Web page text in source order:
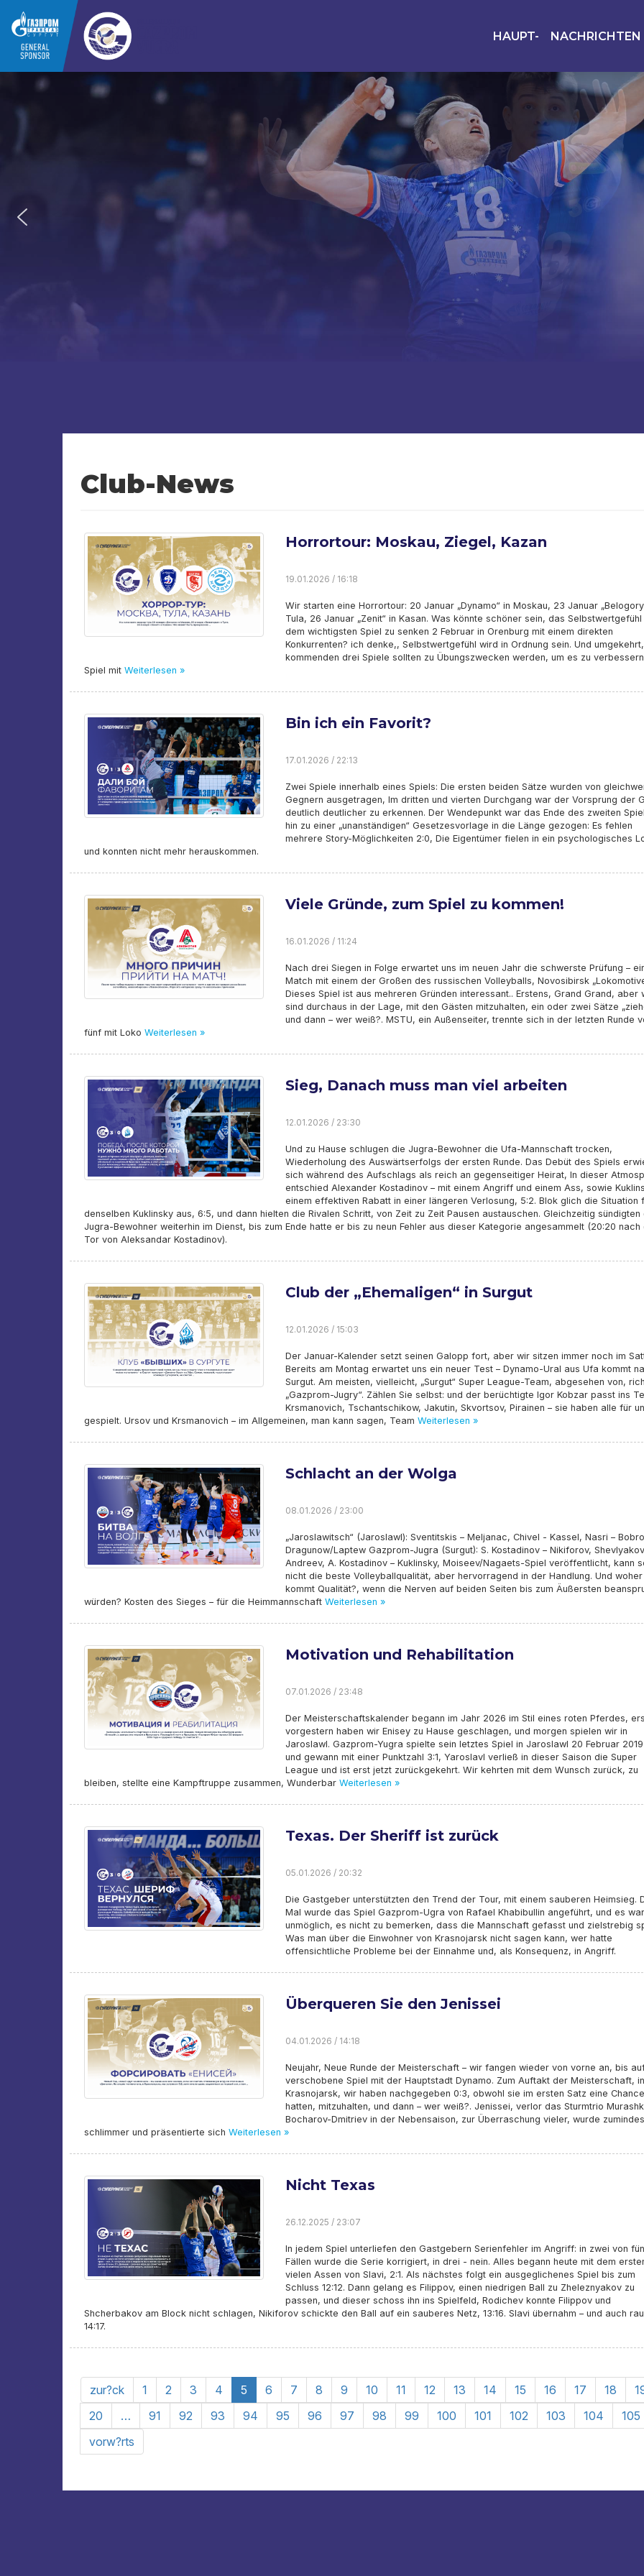
HAUPT- NACHRICHTEN
Club-News
Horrortour: Moskau, Ziegel, Kazan
19.01.2026 / 16:18
Wir starten eine Horrortour: 20 Januar „Dynamo“ in Moskau, 23 Januar
Tula, 26 Januar „Zenit“ in Kasan. Was könnte schöner sein, das
dem wichtigsten Spiel zu senken 2 Februar in Orenburg mit einem direkten
Konkurrenten? ich denke,, Selbstwertgefühl wird in Ordnung sein. Und
kommenden drei Spiele sollten zu Übungszwecken werden, um es zu
Spiel mit Weiterlesen »
Bin ich ein Favorit?
17.01.2026 / 22:13
Zwei Spiele innerhalb eines Spiels: Die ersten beiden Sätze wurden von
Gegnern ausgetragen, Im dritten und vierten Durchgang war der Vorsprung der
deutlich deutlicher zu erkennen. Der Wendepunkt war das Ende des zweiten
hin zu einer „unanständigen“ Gesetzesvorlage in die Länge gezogen: Es fehlen
mehrere Story-Möglichkeiten 2:0, Die Eigentümer fielen in ein psychologisches
und konnten nicht mehr herauskommen.
Viele Gründe, zum Spiel zu kommen!
16.01.2026 / 11:24
Nach drei Siegen in Folge erwartet uns im neuen Jahr die schwerste Prüfung –
Match mit einem der Großen des russischen Volleyballs, Novosibirsk
Dieses Spiel ist aus mehreren Gründen interessant.. Erstens, Grand Grand, aber
sind durchaus in der Lage, mit den Gästen mitzuhalten, ein oder zwei Sätze
und dann – wer weiß?. MSTU, ein Außenseiter, trennte sich in der letzten Runde
fünf mit Loko Weiterlesen »
Sieg, Danach muss man viel arbeiten
12.01.2026 / 23:30
Und zu Hause schlugen die Jugra-Bewohner die Ufa-Mannschaft trocken,
Wiederholung des Auswärtserfolgs der ersten Runde. Das Debüt des Spiels
sich während des Aufschlags als reich an gegenseitiger Heirat, In dieser
entschied Alexander Kostadinov – mit einem Angriff und einem Ass, sowie
einem effektiven Rabatt in einer längeren Verlosung, 5:2. Blok glich die Situation
denselben Kuklinsky aus, 6:5, und dann hielten die Rivalen Schritt, von Zeit zu Zeit Pausen austauschen. Gleichzeitig sündigten
Jugra-Bewohner weiterhin im Dienst, bis zum Ende hatte er bis zu neun Fehler aus dieser Kategorie angesammelt (20:20 nach
Tor von Aleksandar Kostadinov).
Club der „Ehemaligen“ in Surgut
12.01.2026 / 15:03
Der Januar-Kalender setzt seinen Galopp fort, aber wir sitzen immer noch im
Bereits am Montag erwartet uns ein neuer Test – Dynamo-Ural aus Ufa kommt
Surgut. Am meisten, vielleicht, „Surgut“ Super League-Team, abgesehen von,
„Gazprom-Jugry“. Zählen Sie selbst: und der berüchtigte Igor Kobzar passt ins
Krsmanovich, Tschantschikow, Jakutin, Skvortsov, Pirainen – sie haben alle für
gespielt. Ursov und Krsmanovich – im Allgemeinen, man kann sagen, Team Weiterlesen »
Schlacht an der Wolga
08.01.2026 / 23:00
„Jaroslawitsch“ (Jaroslawl): Sventitskis – Meljanac, Chivel - Kassel, Nasri –
Dragunow/Laptew Gazprom-Jugra (Surgut): S. Kostadinov – Nikiforov,
Andreev, A. Kostadinov – Kuklinsky, Moiseev/Nagaets-Spiel veröffentlicht, kann
nicht die beste Volleyballqualität, aber hervorragend in der Handlung. Und woher
kommt Qualität?, wenn die Nerven auf beiden Seiten bis zum Äußersten
würden? Kosten des Sieges – für die Heimmannschaft Weiterlesen »
Motivation und Rehabilitation
07.01.2026 / 23:48
Der Meisterschaftskalender begann im Jahr 2026 im Stil eines roten Pferdes,
vorgestern haben wir Enisey zu Hause geschlagen, und morgen spielen wir in
Jaroslawl. Gazprom-Yugra spielte sein letztes Spiel in Jaroslawl 20 Februar
und gewann mit einer Punktzahl 3:1, Yaroslavl verließ in dieser Saison die Super
League und ist erst jetzt zurückgekehrt. Wir kehrten mit dem Wunsch zurück, zu
bleiben, stellte eine Kampftruppe zusammen, Wunderbar Weiterlesen »
Texas. Der Sheriff ist zurück
05.01.2026 / 20:32
Die Gastgeber unterstützten den Trend der Tour, mit einem sauberen Heimsieg.
Mal wurde das Spiel Gazprom-Ugra von Rafael Khabibullin angeführt, und es war
unmöglich, es nicht zu bemerken, dass die Mannschaft gefasst und zielstrebig
Was man über die Einwohner von Krasnojarsk nicht sagen kann, wer hatte
offensichtliche Probleme bei der Einnahme und, als Konsequenz, in Angriff.
Überqueren Sie den Jenissei
04.01.2026 / 14:18
Neujahr, Neue Runde der Meisterschaft – wir fangen wieder von vorne an, bis
verschobene Spiel mit der Hauptstadt Dynamo. Zum Auftakt der Meisterschaft, in
Krasnojarsk, wir haben nachgegeben 0:3, obwohl sie im ersten Satz eine Chance
hatten, mitzuhalten, und dann – wer weiß?. Jenissei, verlor das Sturmtrio
Bocharov-Dmitriev in der Nebensaison, zur Überraschung vieler, wurde
schlimmer und präsentierte sich Weiterlesen »
Nicht Texas
26.12.2025 / 23:07
In jedem Spiel unterliefen den Gastgebern Serienfehler im Angriff: in zwei von
Fällen wurde die Serie korrigiert, in drei - nein. Alles begann heute mit dem
vielen Assen von Slavi, 2:1. Als nächstes folgt ein ausgeglichenes Spiel bis zum
Schluss 12:12. Dann gelang es Filippov, einen niedrigen Ball zu Zheleznyakov zu
passen, und dieser schoss ihn ins Spielfeld, Rodichev konnte Filippov und
Shcherbakov am Block nicht schlagen, Nikiforov schickte den Ball auf ein sauberes Netz, 13:16. Slavi übernahm – und auch
14:17.
zur?ck 1 2 3 4 5 6 7 8 9 10 11 12 13 14 15 16 17 18
20
… 91 92 93 94 95 96 97 98 99 100 101 102 103 104
105
vorw?rts